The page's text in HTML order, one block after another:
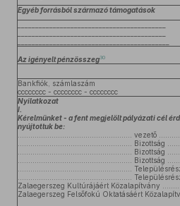
Egyéb forrásból származó támogatások
Az igényelt pénzösszeg30
Bankfiók, számlaszám
cccccccc - cccccccc - cccccccc
Nyilatkozat
I.
Kérelmünket - a fent megjelölt pályázati cél
nyújtottuk be:
…………………..…………………………. vezető
…………………..…………………………. Bizottság
…………………..…………………………. Bizottság
…………………..…………………………. Bizottság
…………………..………………………….
…………………..………………………….
Zalaegerszeg Kultúrájáért Közalapítvány
Zalaegerszeg Felsőfokú Oktatásáért